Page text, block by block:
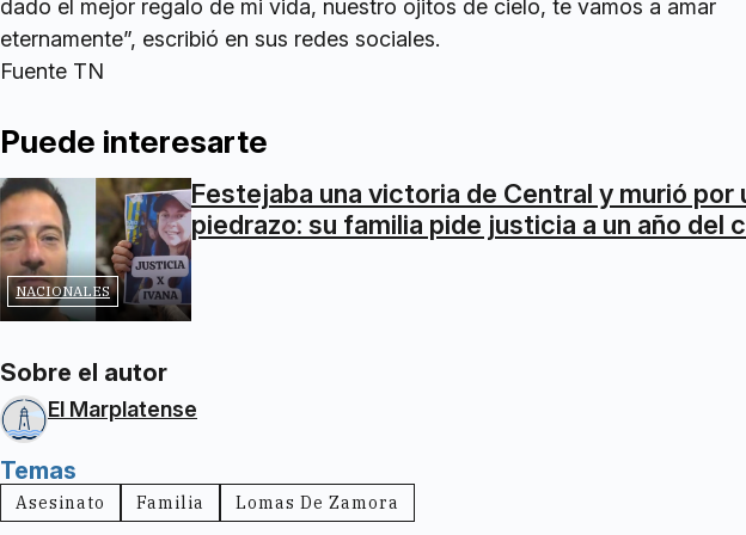
dado el mejor regalo de mi vida, nuestro ojitos de cielo, te vamos a amar
eternamente”, escribió en sus redes sociales.
Fuente TN
Puede interesarte
NACIONALES
Festejaba una victoria de Central y murió por
piedrazo: su familia pide justicia a un año del
Sobre el autor
El Marplatense
Temas
Asesinato Familia Lomas De Zamora